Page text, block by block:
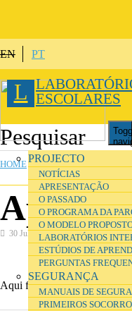
EN PT
L ESCOLARES
PROJECTO
NOTÍCIAS
APRESENTAÇÃO
O PASSADO
O PROGRAMA DA
O MODELO
LABORATÓRIOS
ESTÚDIOS DE
PERGUNTAS
SEGURANÇA
MANUAIS DE
PRIMEIROS
YOU ARE
HOME
30 July 2016 Ensino e Formação
Aqui fica uma lista de